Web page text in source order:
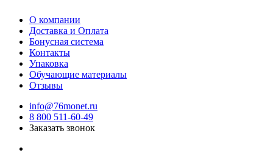
О компании
Доставка и Оплата
Бонусная система
Контакты
Упаковка
Обучающие материалы
Отзывы
info@76monet.ru
8 800 511-60-49
Заказать звонок